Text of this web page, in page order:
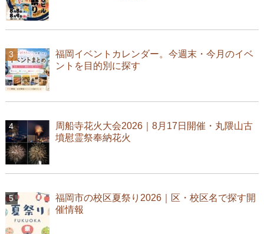
福岡イベントカレンダー。今週末・今月のイベ
ントを目的別に探す
周船寺花火大会2026｜8月17日開催・丸隈山古
墳慰霊祭奉納花火
福岡市の校区夏祭り2026｜区・校区名で探す開
催情報